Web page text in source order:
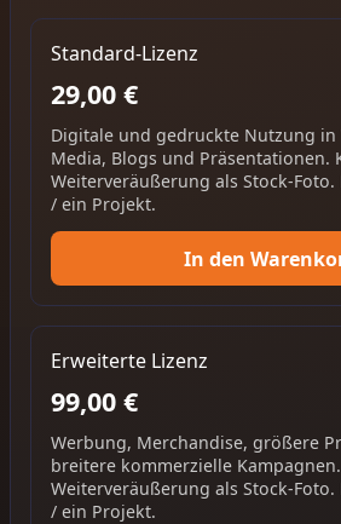
Standard-Lizenz
29,00 €
Digitale und gedruckte Nutzung in
Media, Blogs und Präsentationen.
Weiterveräußerung als Stock-
/ ein Projekt.
In den
Erweiterte Lizenz
99,00 €
Werbung, Merchandise, größere
breitere kommerzielle
Weiterveräußerung als Stock-
/ ein Projekt.